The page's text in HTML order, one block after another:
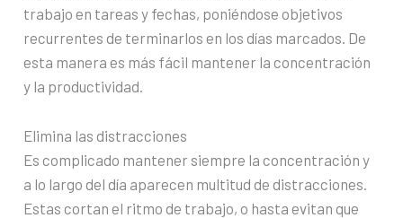
trabajo en tareas y fechas, poniéndose objetivos
recurrentes de terminarlos en los días marcados. De
esta manera es más fácil mantener la concentración
y la productividad.
Elimina las distracciones
Es complicado mantener siempre la concentración y
a lo largo del día aparecen multitud de distracciones.
Estas cortan el ritmo de trabajo, o hasta evitan que